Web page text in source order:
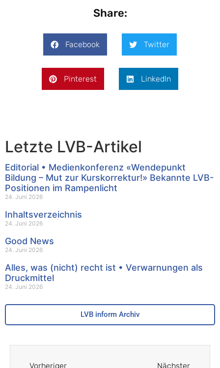
Share:
Facebook Twitter
Pinterest LinkedIn
Letzte LVB-Artikel
Editorial • Medienkonferenz «Wendepunkt
Bildung – Mut zur Kurskorrektur!» Bekannte LVB-
Positionen im Rampenlicht
24. Juni 2026
Inhaltsverzeichnis
24. Juni 2026
Good News
24. Juni 2026
Alles, was (nicht) recht ist • Verwarnungen als
Druckmittel
24. Juni 2026
LVB inform Archiv
Vorheriger Nächster